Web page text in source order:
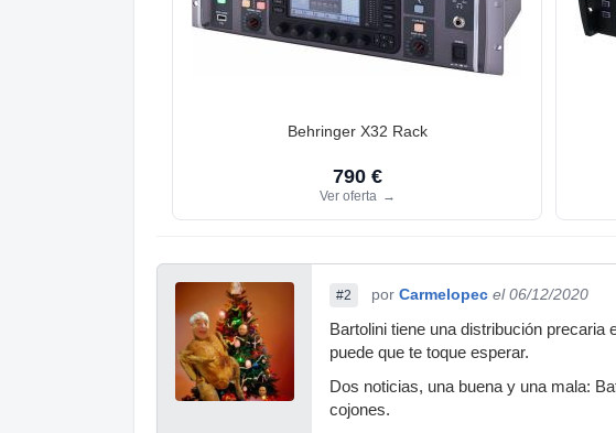
Behringer X32 Rack
790 €
Ver oferta →
#2 por Carmelopec el 06/12/2020
Bartolini tiene una distribución
puede que te toque esperar.
Dos noticias, una buena y una mala:
cojones.